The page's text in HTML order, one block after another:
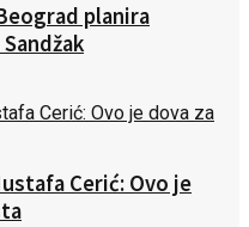
planira
Cerić: Ovo je